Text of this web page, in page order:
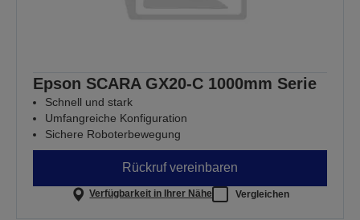
Epson SCARA GX20-C 1000mm Serie
Schnell und stark
Umfangreiche Konfiguration
Sichere Roboterbewegung
Rückruf vereinbaren
Verfügbarkeit in Ihrer Nähe Vergleichen